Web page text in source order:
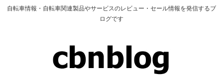
自転車情報・自転車関連製品やサービスのレビュー・セール情報を発信するブ
ログです